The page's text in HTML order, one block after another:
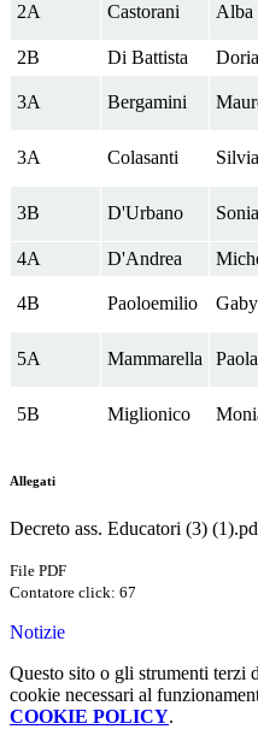
2A Castorani Alba
2B Di Battista
3A Bergamini
3A Colasanti Silvia
3B D'Urbano Sonia
4A D'Andrea
4B Paoloemilio Gaby
5A Mammarella Paola
5B Miglionico
Allegati
Decreto ass. Educatori (3)
File PDF
Contatore click: 67
Notizie
Questo sito o gli strumenti terzi
cookie necessari al
COOKIE POLICY.